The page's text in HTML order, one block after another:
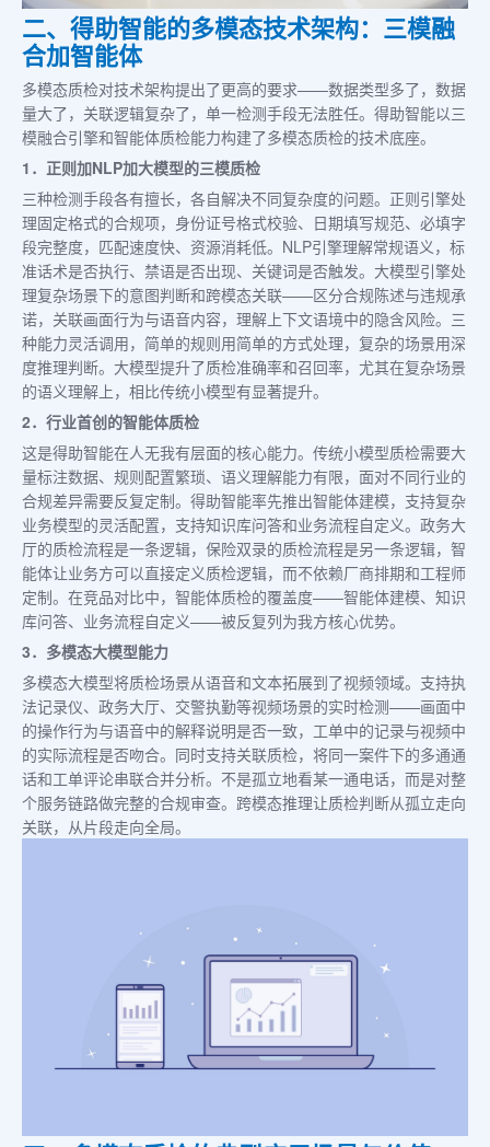
二、得助智能的多模态技术架构：三模融
合加智能体
多模态质检对技术架构提出了更高的要求——数据类型多了，数据
量大了，关联逻辑复杂了，单一检测手段无法胜任。得助智能以三
模融合引擎和智能体质检能力构建了多模态质检的技术底座。
1．正则加NLP加大模型的三模质检
三种检测手段各有擅长，各自解决不同复杂度的问题。正则引擎处
理固定格式的合规项，身份证号格式校验、日期填写规范、必填字
段完整度，匹配速度快、资源消耗低。NLP引擎理解常规语义，标
准话术是否执行、禁语是否出现、关键词是否触发。大模型引擎处
理复杂场景下的意图判断和跨模态关联——区分合规陈述与违规承
诺，关联画面行为与语音内容，理解上下文语境中的隐含风险。三
种能力灵活调用，简单的规则用简单的方式处理，复杂的场景用深
度推理判断。大模型提升了质检准确率和召回率，尤其在复杂场景
的语义理解上，相比传统小模型有显著提升。
2．行业首创的智能体质检
这是得助智能在人无我有层面的核心能力。传统小模型质检需要大
量标注数据、规则配置繁琐、语义理解能力有限，面对不同行业的
合规差异需要反复定制。得助智能率先推出智能体建模，支持复杂
业务模型的灵活配置，支持知识库问答和业务流程自定义。政务大
厅的质检流程是一条逻辑，保险双录的质检流程是另一条逻辑，智
能体让业务方可以直接定义质检逻辑，而不依赖厂商排期和工程师
定制。在竞品对比中，智能体质检的覆盖度——智能体建模、知识
库问答、业务流程自定义——被反复列为我方核心优势。
3．多模态大模型能力
多模态大模型将质检场景从语音和文本拓展到了视频领域。支持执
法记录仪、政务大厅、交警执勤等视频场景的实时检测——画面中
的操作行为与语音中的解释说明是否一致，工单中的记录与视频中
的实际流程是否吻合。同时支持关联质检，将同一案件下的多通通
话和工单评论串联合并分析。不是孤立地看某一通电话，而是对整
个服务链路做完整的合规审查。跨模态推理让质检判断从孤立走向
关联，从片段走向全局。